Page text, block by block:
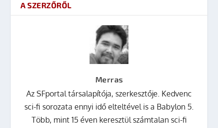
A SZERZŐRŐL
Merras
Az SFportal társalapítója, szerkesztője. Kedvenc
sci-fi sorozata ennyi idő elteltével is a Babylon 5.
Több, mint 15 éven keresztül számtalan sci-fi